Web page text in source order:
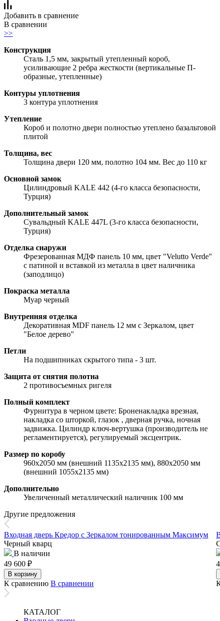
Добавить в сравнение
В сравнении
>>
Конструкция
Сталь 1,5 мм, закрытый утепленный короб,
усиливающие 2 ребра жесткости (вертикальные П-
образные, утепленные)
Контуры уплотнения
3 контура уплотнения
Утепление
Короб и полотно двери полностью утеплено базальтовой
плитой
Толщина, вес
Толщина двери 120 мм, полотно 104 мм. Вес до 110 кг
Основной замок
Цилиндровый KALE 442 (4-го класса безопасности,
Турция)
Дополнительный замок
Сувальдный KALE 447L (3-го класса безопасности,
Турция)
Отделка снаружи
Фрезерованная МДФ панель 10 мм, цвет "Velutto Verde"
с патиной и вставкой из металла в цвет наличника
(заподлицо)
Покраска металла
Муар черный
Внутренняя отделка
Декоративная MDF панель 12 мм с Зеркалом, цвет
"Белое дерево"
Петли
На подшипниках скрытого типа - 3 шт.
Защита от снятия полотна
2 противосъемных ригеля
Полный комплект
Фурнитура в черном цвете: Броненакладка врезная,
накладка со шторкой, глазок , дверная ручка, ночная
задвижка. Цилиндр ключ-вертушка (производитель не
регламентируется), регулируемый эксцентрик.
Размер по коробу
960х2050 мм (внешний 1135х2135 мм), 880х2050 мм
(внешний 1055х2135 мм)
Дополнительно
Увеличенный металлический наличник 100 мм
Другие предложения
Входная дверь Кредор с Зеркалом тонированным Максимум
Черный кварц
В наличии
49 600 ₽
В корзину
К сравнению В сравнении
КАТАЛОГ